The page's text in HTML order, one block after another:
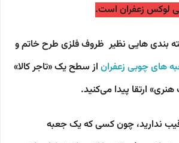
لوکس زعفران است.
بندی هایی نظیر ظروف فلزی طرح خاتم و
های چوبی زعفران از سطح یک «تاجر کالا»
هنری» ارتقا پیدا می‌کنید.
ندارید، چون کسی که یک جعبه